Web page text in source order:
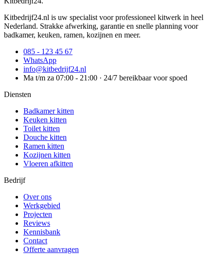
Kitbedrijf24.nl is uw specialist voor professioneel kitwerk in heel
Nederland. Strakke afwerking, garantie en snelle planning voor
badkamer, keuken, ramen, kozijnen en meer.
085 - 123 45 67
WhatsApp
info@kitbedrijf24.nl
Ma t/m za 07:00 - 21:00 · 24/7 bereikbaar voor spoed
Diensten
Badkamer kitten
Keuken kitten
Toilet kitten
Douche kitten
Ramen kitten
Kozijnen kitten
Vloeren afkitten
Bedrijf
Over ons
Werkgebied
Projecten
Reviews
Kennisbank
Contact
Offerte aanvragen